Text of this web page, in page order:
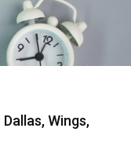
Wings,